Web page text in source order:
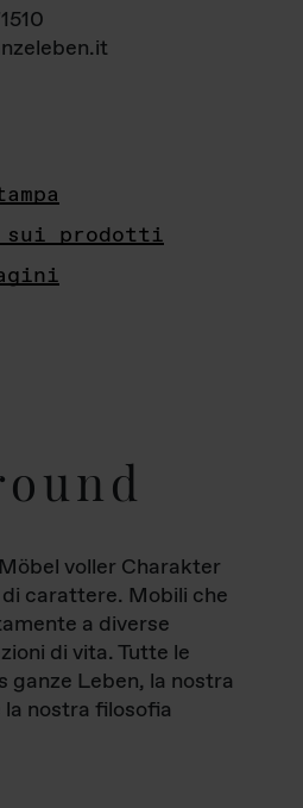
sui prodotti
voller Charakter
carattere. Mobili che
a diverse
di vita. Tutte le
ganze Leben, la nostra
nostra filosofia